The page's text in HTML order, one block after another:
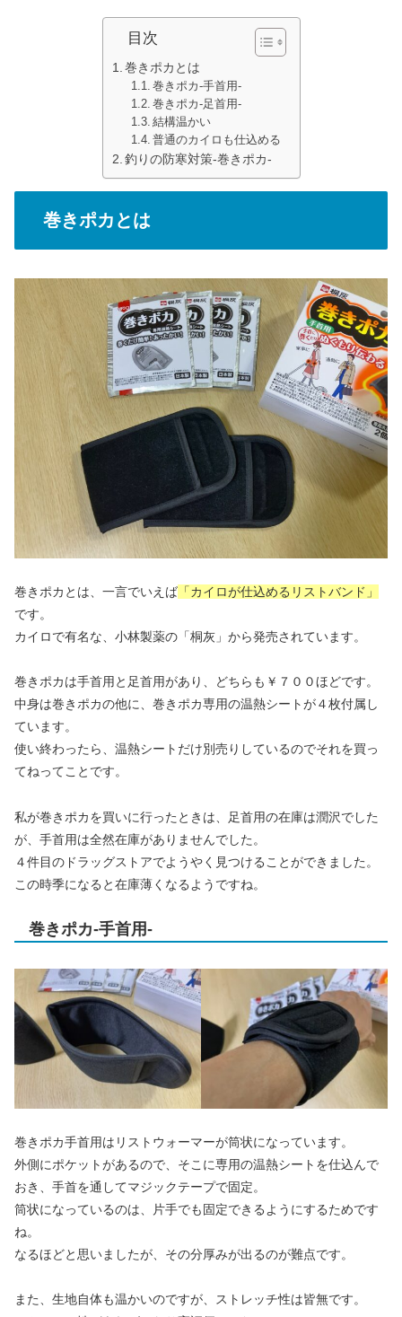
目次
巻きポカとは
巻きポカ-手首用-
巻きポカ-足首用-
結構温かい
普通のカイロも仕込める
釣りの防寒対策-巻きポカ-
巻きポカとは
巻きポカとは、一言でいえば 「カイロが仕込めるリストバンド」
です。
カイロで有名な、小林製薬の「桐灰」から発売されています。
巻きポカは手首用と足首用があり、どちらも￥７００ほどです。
中身は巻きポカの他に、巻きポカ専用の温熱シートが４枚付属し
ています。
使い終わったら、温熱シートだけ別売りしているのでそれを買っ
てねってことです。
私が巻きポカを買いに行ったときは、足首用の在庫は潤沢でした
が、手首用は全然在庫がありませんでした。
４件目のドラッグストアでようやく見つけることができました。
この時季になると在庫薄くなるようですね。
巻きポカ-手首用-
巻きポカ手首用はリストウォーマーが筒状になっています。
外側にポケットがあるので、そこに専用の温熱シートを仕込んで
おき、手首を通してマジックテープで固定。
筒状になっているのは、片手でも固定できるようにするためです
ね。
なるほどと思いましたが、その分厚みが出るのが難点です。
また、生地自体も温かいのですが、ストレッチ性は皆無です。